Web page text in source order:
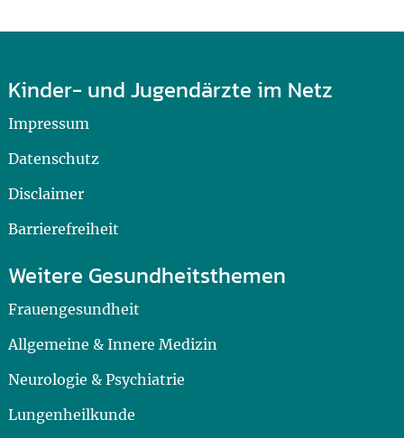
Kinder- und Jugendärzte im Netz
Impressum
Datenschutz
Disclaimer
Barrierefreiheit
Weitere Gesundheitsthemen
Frauengesundheit
Allgemeine & Innere Medizin
Neurologie & Psychiatrie
Lungenheilkunde